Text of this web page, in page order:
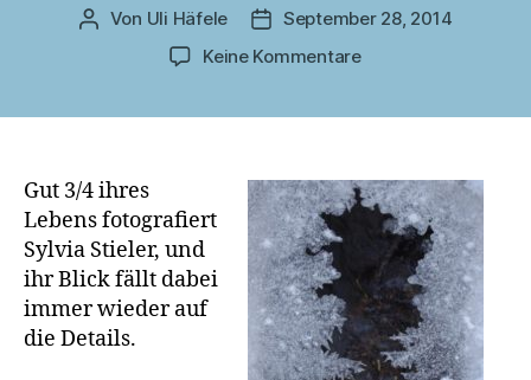
Beitragsautor
Von Uli Häfele Veröffentlichungsdatum
September 28, 2014
Keine Kommentarezu
Gut 3/4 ihres
Lebens fotografiert
Sylvia Stieler, und
ihr Blick fällt dabei
immer wieder auf
die Details.